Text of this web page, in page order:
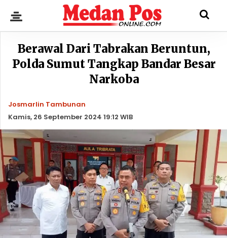
Berawal Dari Tabrakan Beruntun,
Polda Sumut Tangkap Bandar Besar
Narkoba
Josmarlin Tambunan
Kamis, 26 September 2024 19:12 WIB